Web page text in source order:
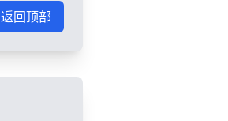
返回顶部